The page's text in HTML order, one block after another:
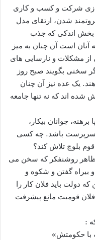
شرکت و کسب و کاری
شدن، ارتقای مدل
بخش اندکی که جذب
آنان است آن چنان به میز
از مشکلات و نارسایی های
سخنی بگویند صبح روز
یک عده نیز آن چنان
اند که نه تنها جامعه
جوانان بیکار،
سرپرست باشد. چه کسی
بلوچ تلاش کند؟
ظاهر روشنفکر که سخن می
بیراه گفتن و شکوه و
دولت باید فلان کار را
فلان قومیت مانع پیشرفت
:
با حکومتش»